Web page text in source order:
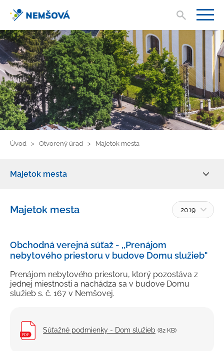
Úvod Otvorený úrad Majetok mesta
Majetok mesta
Žiadosť o informácie
Rozpočet
Verejné obstarávanie
Majetok mesta
Tlačivá a formuláre
Cenníky mesta
Majetok mesta 2019
Obchodná verejná súťaž - ,,Prenájom
nebytového priestoru v budove Domu služieb"
Prenájom nebytového priestoru, ktorý pozostáva z
jednej miestnosti a nachádza sa v budove Domu
služieb s. č. 167 v Nemšovej.
Súťažné podmienky - Dom služieb (82 KB)